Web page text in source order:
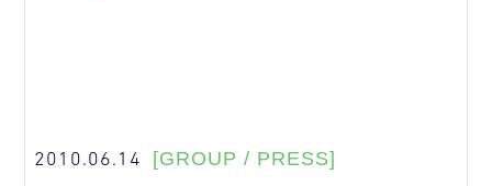
2010.06.14 [GROUP / PRESS]